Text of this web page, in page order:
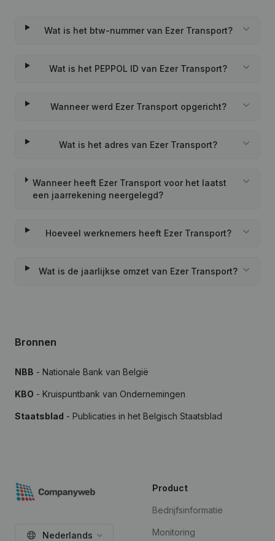
Wat is het btw-nummer van Ezer Transport?
Wat is het PEPPOL ID van Ezer Transport?
Wanneer werd Ezer Transport opgericht?
Wat is het adres van Ezer Transport?
Wanneer heeft Ezer Transport voor het laatst
een jaarrekening neergelegd?
Hoeveel werknemers heeft Ezer Transport?
Wat is de jaarlijkse omzet van Ezer Transport?
Bronnen
NBB - Nationale Bank van België
KBO - Kruispuntbank van Ondernemingen
Staatsblad - Publicaties in het Belgisch Staatsblad
Nederlands
Product
Bedrijfsinformatie
Monitoring